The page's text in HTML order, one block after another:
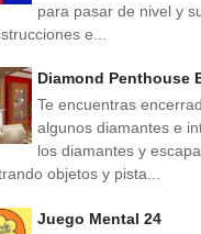
para pasar de nivel y
e...
Diamond Penthouse
Te encuentras
algunos diamantes e
los diamantes y
objetos y pista...
Juego Mental 24